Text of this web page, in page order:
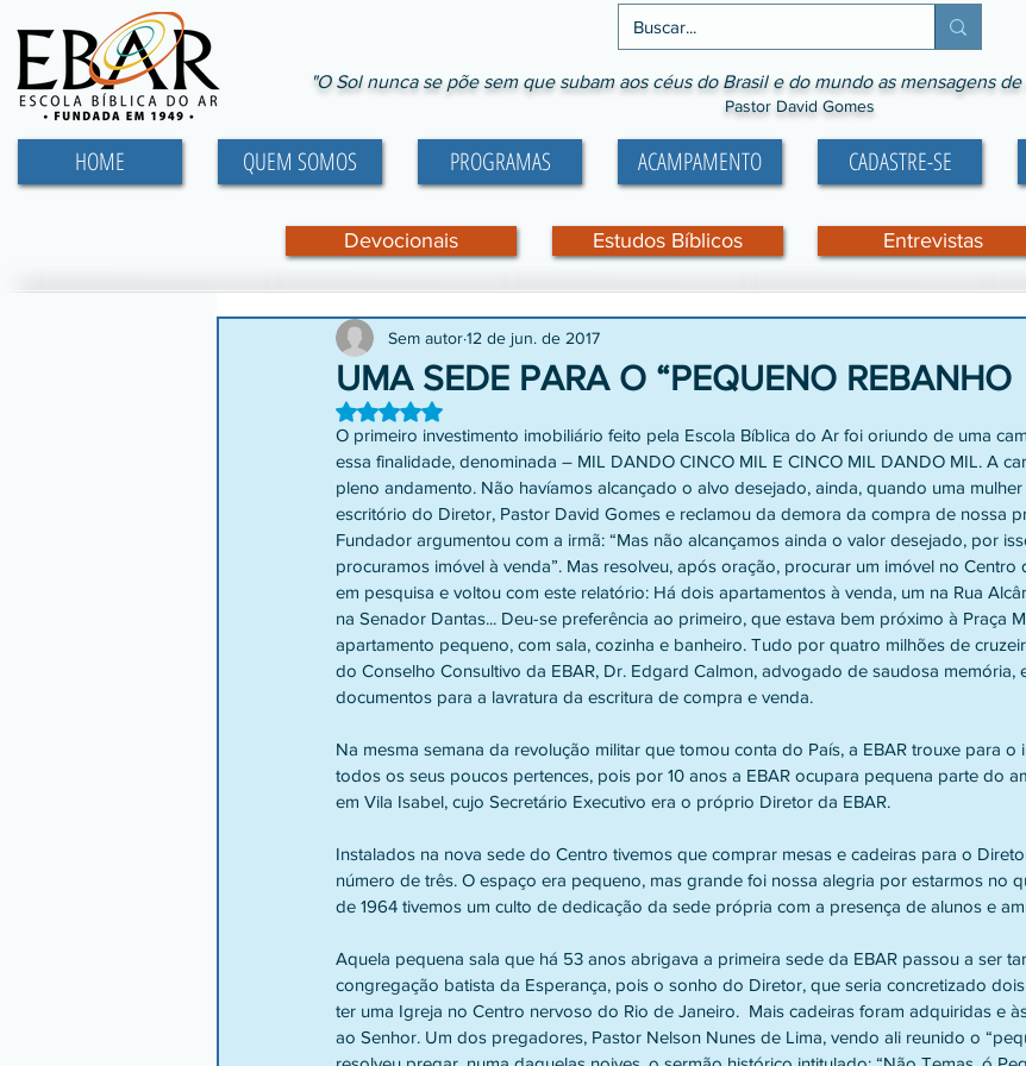
"O Sol nunca se põe sem que subam aos céus do Brasil e do mundo as mensagens
Pastor David Gomes
HOME QUEM SOMOS PROGRAMAS ACAMPAMENTO CADASTRE-SE
Devocionais Estudos Bíblicos Entrevistas
UMA SEDE PARA O “PEQUENO REBANHO
Sem autor12 de jun. de 2017
Avaliado com NaN de 5 estrelas.
O primeiro investimento imobiliário feito pela Escola Bíblica do Ar foi oriundo de uma
essa finalidade, denominada – MIL DANDO CINCO MIL E CINCO MIL DANDO MIL. A
pleno andamento. Não havíamos alcançado o alvo desejado, ainda, quando uma
escritório do Diretor, Pastor David Gomes e reclamou da demora da compra de nossa
Fundador argumentou com a irmã: “Mas não alcançamos ainda o valor desejado, por
procuramos imóvel à venda”. Mas resolveu, após oração, procurar um imóvel no Centro
em pesquisa e voltou com este relatório: Há dois apartamentos à venda, um na Rua
na Senador Dantas... Deu-se preferência ao primeiro, que estava bem próximo à Praça
apartamento pequeno, com sala, cozinha e banheiro. Tudo por quatro milhões de
do Conselho Consultivo da EBAR, Dr. Edgard Calmon, advogado de saudosa memória,
documentos para a lavratura da escritura de compra e venda.
Na mesma semana da revolução militar que tomou conta do País, a EBAR trouxe para o
todos os seus poucos pertences, pois por 10 anos a EBAR ocupara pequena parte do
em Vila Isabel, cujo Secretário Executivo era o próprio Diretor da EBAR.
Instalados na nova sede do Centro tivemos que comprar mesas e cadeiras para o
número de três. O espaço era pequeno, mas grande foi nossa alegria por estarmos no
de 1964 tivemos um culto de dedicação da sede própria com a presença de alunos e
Aquela pequena sala que há 53 anos abrigava a primeira sede da EBAR passou a ser
congregação batista da Esperança, pois o sonho do Diretor, que seria concretizado
ter uma Igreja no Centro nervoso do Rio de Janeiro.  Mais cadeiras foram adquiridas e
ao Senhor. Um dos pregadores, Pastor Nelson Nunes de Lima, vendo ali reunido o